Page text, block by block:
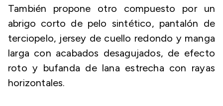
También propone otro compuesto por un
abrigo corto de pelo sintético, pantalón de
terciopelo, jersey de cuello redondo y manga
larga con acabados desagujados, de efecto
roto y bufanda de lana estrecha con rayas
horizontales.